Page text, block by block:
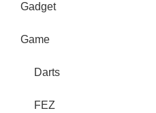
Gadget
Game
Darts
FEZ